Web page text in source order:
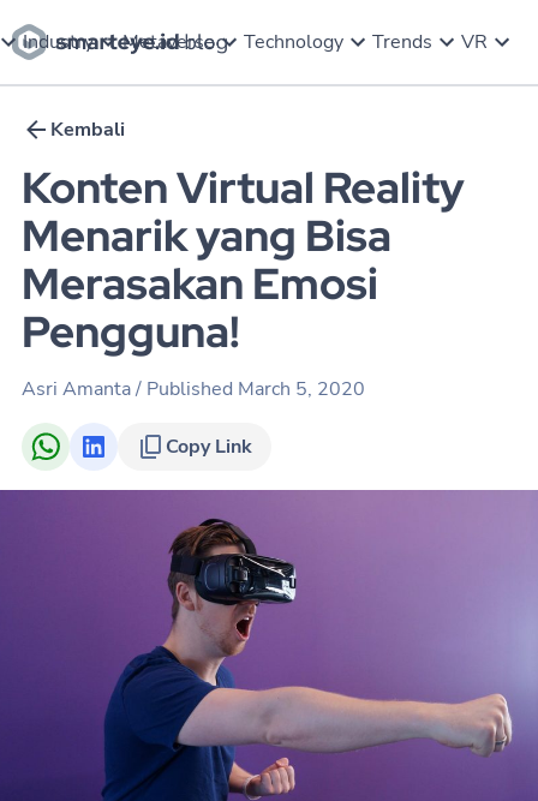
Industry Metaverse Technology Trends VR
Kembali
Konten Virtual Reality
Menarik yang Bisa
Merasakan Emosi
Pengguna!
Asri Amanta/ Published March 5, 2020
Copy Link